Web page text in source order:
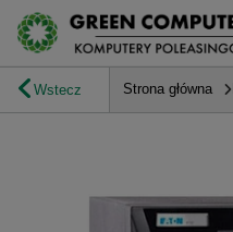
Wstecz Strona główna